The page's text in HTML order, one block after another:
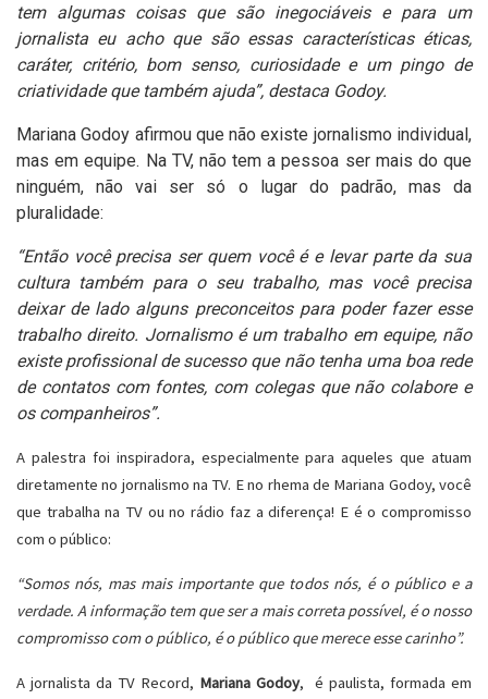
tem algumas coisas que são inegociáveis e para um
jornalista eu acho que são essas características éticas,
caráter, critério, bom senso, curiosidade e um pingo de
criatividade que também ajuda”, destaca Godoy.
Mariana Godoy afirmou que não existe jornalismo individual,
mas em equipe. Na TV, não tem a pessoa ser mais do que
ninguém, não vai ser só o lugar do padrão, mas da
pluralidade:
“Então você precisa ser quem você é e levar parte da sua
cultura também para o seu trabalho, mas você precisa
deixar de lado alguns preconceitos para poder fazer esse
trabalho direito. Jornalismo é um trabalho em equipe, não
existe profissional de sucesso que não tenha uma boa rede
de contatos com fontes, com colegas que não colabore e
os companheiros”.
A palestra foi inspiradora, especialmente para aqueles que atuam
diretamente no jornalismo na TV. E no rhema de Mariana Godoy, você
que trabalha na TV ou no rádio faz a diferença! E é o compromisso
com o público:
“Somos nós, mas mais importante que todos nós, é o público e a
verdade. A informação tem que ser a mais correta possível, é o nosso
compromisso com o público, é o público que merece esse carinho”.
A jornalista da TV Record, Mariana Godoy, é paulista, formada em